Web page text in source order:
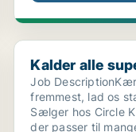
Kalder alle
Kalder alle
Job
fremmest, lad os
Sælger hos Circle
der passer til